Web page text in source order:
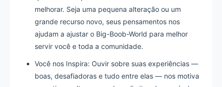
melhorar. Seja uma pequena alteração ou um
grande recurso novo, seus pensamentos nos
ajudam a ajustar o Big-Boob-World para melhor
servir você e toda a comunidade.
Você nos Inspira: Ouvir sobre suas experiências —
boas, desafiadoras e tudo entre elas — nos motiva